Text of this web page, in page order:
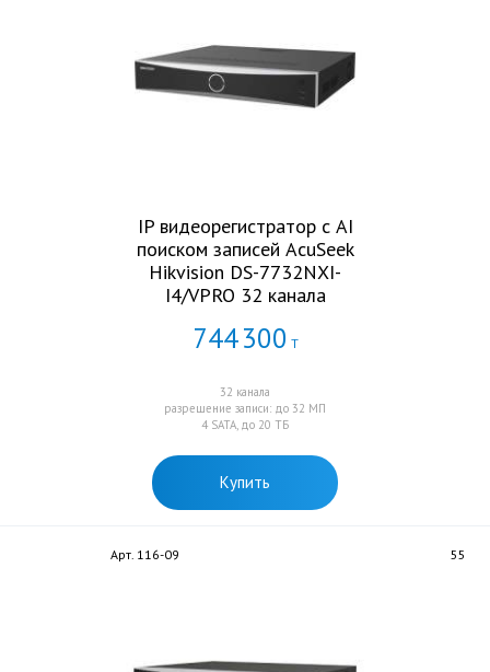
IP видеорегистратор с AI
поиском записей AcuSeek
Hikvision DS-7732NXI-
I4/VPRO 32 канала
744300 Т
32 канала
разрешение записи: до 32 МП
4 SATA, до 20 ТБ
Купить
Арт. 116-09 55